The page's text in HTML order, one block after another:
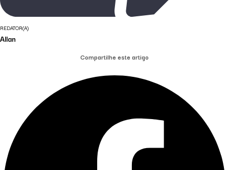
REDATOR(A)
Allan
Compartilhe este artigo